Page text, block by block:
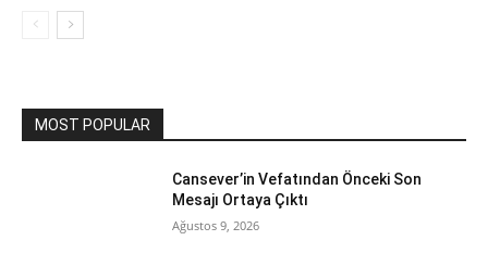
MOST POPULAR
Cansever’in Vefatından Önceki Son
Mesajı Ortaya Çıktı
Ağustos 9, 2026